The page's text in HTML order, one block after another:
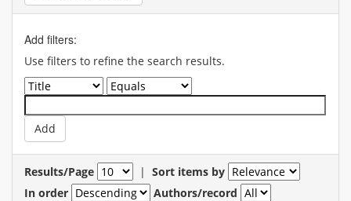
Add filters:
Use filters to refine the search results.
Results/Page | Sort items by
In order
Authors/record